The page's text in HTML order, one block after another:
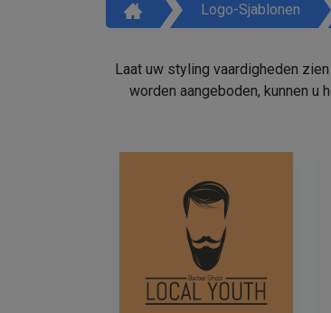
Logo-Sjablonen
Laat uw styling vaardigheden
worden aangeboden, kunnen u